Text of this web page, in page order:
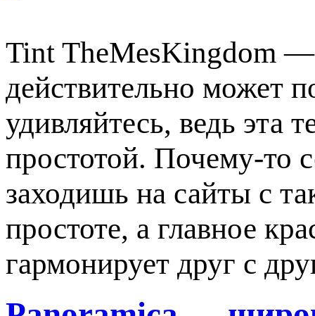
Tint TheMesKingdom —
действительно может
удивляйтесь, ведь эта
простотой. Почему-то
заходишь на сайты с
простоте, а главное
гармонирует друг с